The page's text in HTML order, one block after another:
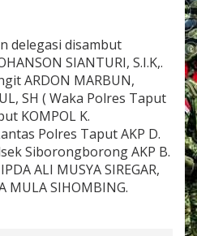
delegasi disambut
SIANTURI, S.I.K,.
ARDON MARBUN,
SH ( Waka Polres Taput
KOMPOL K.
Polres Taput AKP D.
Siborongborong AKP B.
ALI MUSYA SIREGAR,
MULA SIHOMBING.